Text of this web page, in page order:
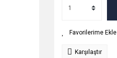
Karşılaştır